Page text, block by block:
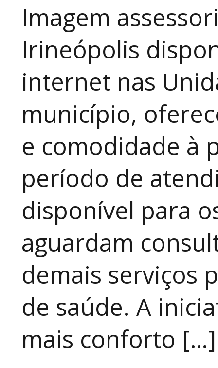
Imagem
Irineópolis
internet nas
município,
e comodidade à
período de
disponível para
aguardam
demais serviços
de saúde. A
mais conforto […]